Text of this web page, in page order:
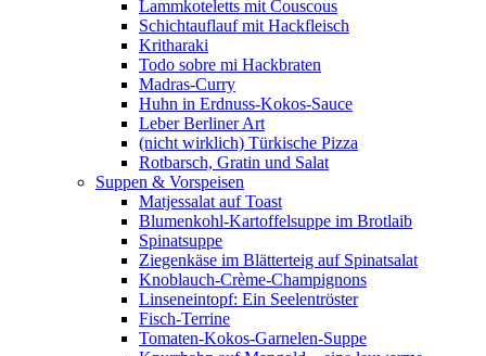
Lammkoteletts mit Couscous
Schichtauflauf mit Hackfleisch
Kritharaki
Todo sobre mi Hackbraten
Madras-Curry
Huhn in Erdnuss-Kokos-Sauce
Leber Berliner Art
(nicht wirklich) Türkische Pizza
Rotbarsch, Gratin und Salat
Suppen & Vorspeisen
Matjessalat auf Toast
Blumenkohl-Kartoffelsuppe im Brotlaib
Spinatsuppe
Ziegenkäse im Blätterteig auf Spinatsalat
Knoblauch-Crème-Champignons
Linseneintopf: Ein Seelentröster
Fisch-Terrine
Tomaten-Kokos-Garnelen-Suppe